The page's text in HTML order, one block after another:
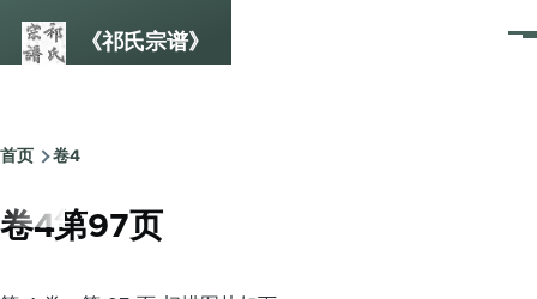
《祁氏宗谱》
菜
面
包
屑
首页 卷4
卷4第97页